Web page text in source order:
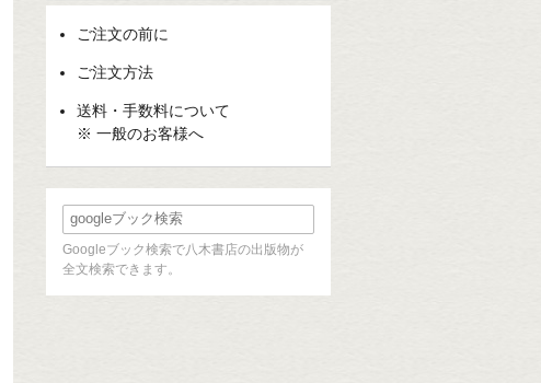
ご注文の前に
ご注文方法
送料・手数料について
※ 一般のお客様へ
Googleブック検索で八木書店の出版物が
全文検索できます。